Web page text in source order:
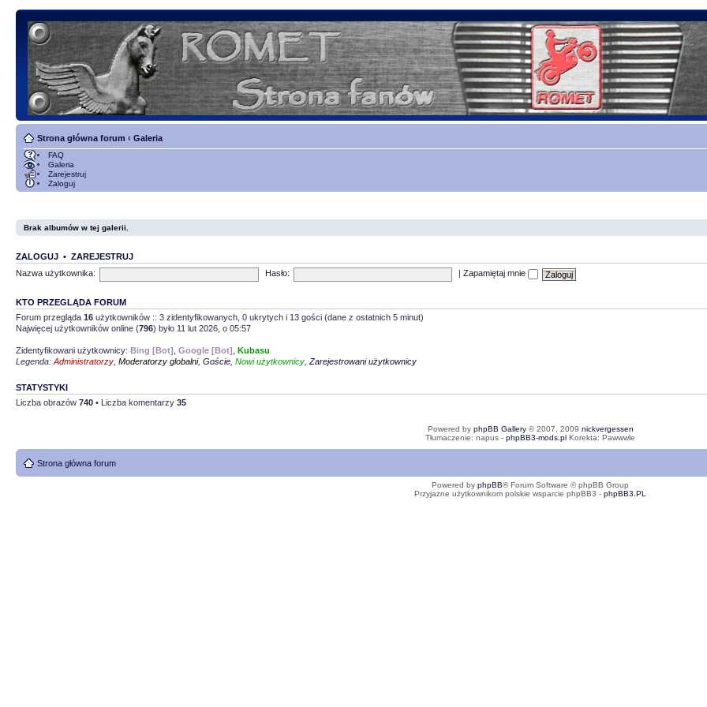
Strona główna forum ‹ Galeria
FAQ
Galeria
Zarejestruj
Zaloguj
Brak albumów w tej galerii.
ZALOGUJ • ZAREJESTRUJ
Nazwa użytkownika:
Hasło: |Zapamiętaj mnie
KTO PRZEGLĄDA FORUM
Forum przegląda 16 użytkowników :: 3 zidentyfikowanych, 0 ukrytych i 13 gości (dane z ostatnich 5 minut)
Najwięcej użytkowników online (796) było 11 lut 2026, o 05:57
Zidentyfikowani użytkownicy: Bing [Bot] Google [Bot] Kubasu
Legenda: Administratorzy Moderatorzy globalni, Goście Nowi użytkownicy Zarejestrowani użytkownicy
STATYSTYKI
Liczba obrazów 740 • Liczba komentarzy 35
Powered by phpBB Gallery© 2007, 2009 nickvergessen
Tłumaczenie: napus - phpBB3-mods.pl Korekta: Pawwwle
Strona główna forum
Powered by phpBB® Forum Software © phpBB Group
Przyjazne użytkownikom polskie wsparcie phpBB3 - phpBB3.PL